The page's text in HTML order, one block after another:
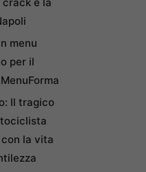
menu
per il
Il tragico
la vita